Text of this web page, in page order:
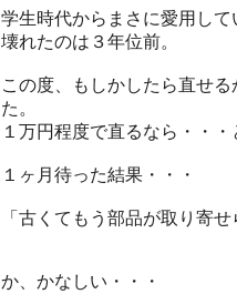
学生時代からまさに愛用し
壊れたのは３年位前。
この度、もしかしたら直せ
た。
１万円程度で直るなら・・
１ヶ月待った結果・・・
「古くてもう部品が取り寄
か、かなしい・・・